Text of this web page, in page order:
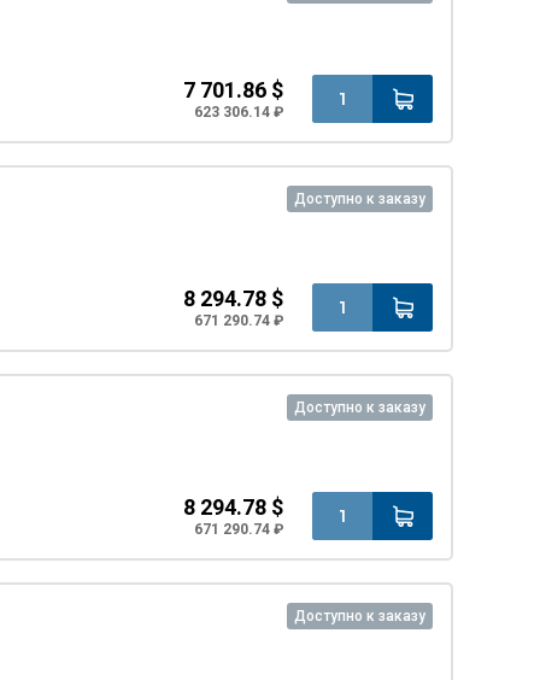
7 701.86 $
623 306.14 ₽
Доступно к заказу
8 294.78 $
671 290.74 ₽
Доступно к заказу
8 294.78 $
671 290.74 ₽
Доступно к заказу